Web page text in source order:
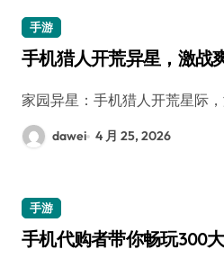
手游
手机猎人开荒异星，激战
家园异星：手机猎人开荒星际
dawei 4 月 25, 2026
手游
手机代购者带你畅玩300